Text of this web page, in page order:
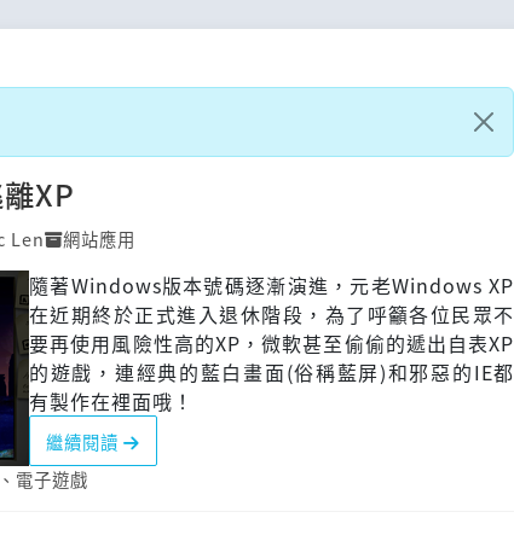
XP
Len 網站應用
隨著Windows版本號碼逐漸演進，元老Windows XP
在近期終於正式進入退休階段，為了呼籲各位民眾不
要再使用風險性高的XP，微軟甚至偷偷的遞出自表XP
的遊戲，連經典的藍白畫面(俗稱藍屏)和邪惡的IE都
有製作在裡面哦！
繼續閱讀
、 電子遊戲